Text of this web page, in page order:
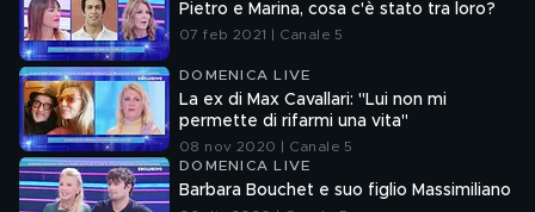
Pietro e Marina, cosa c'è stato tra loro?
07 feb 2021 | Canale 5
DOMENICA LIVE
La ex di Max Cavallari: "Lui non mi
permette di rifarmi una vita"
08 nov 2020 | Canale 5
DOMENICA LIVE
Barbara Bouchet e suo figlio Massimiliano